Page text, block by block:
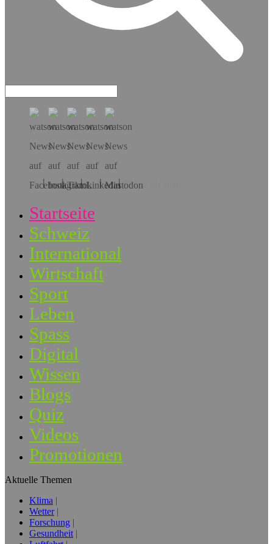
Hol dir die App!
Startseite
Schweiz
International
Wirtschaft
Sport
Leben
Spass
Digital
Wissen
Blogs
Quiz
Videos
Promotionen
Aktuelle Themen
Klima
Wetter
Forschung
Gesundheit